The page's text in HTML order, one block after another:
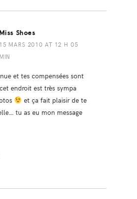
Miss Shoes
15 MARS 2010 AT 12 H 05
MIN
et tes compensées sont
endroit est très sympa
et ça fait plaisir de te
tu as eu mon message